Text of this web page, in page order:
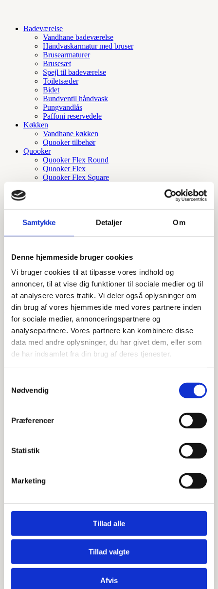
Samtykke Detaljer Om
Denne hjemmeside bruger cookies
Vi bruger cookies til at tilpasse vores indhold og
annoncer, til at vise dig funktioner til sociale medier og til
at analysere vores trafik. Vi deler også oplysninger om
din brug af vores hjemmeside med vores partnere inden
for sociale medier, annonceringspartnere og
analysepartnere. Vores partnere kan kombinere disse
data med andre oplysninger, du har givet dem, eller som
de har indsamlet fra din brug af deres tjenester.
Nødvendig
Præferencer
Statistik
Marketing
Tillad alle
Tillad valgte
Afvis
Badeværelse
Vandhane badeværelse
Håndvaskarmatur med bruser
Brusearmaturer
Brusesæt
Spejl til badeværelse
Toiletsæder
Bidet
Bundventil håndvask
Pungvandlås
Paffoni reservedele
Køkken
Vandhane køkken
Quooker tilbehør
Quooker
Quooker Flex Round
Quooker Flex
Quooker Flex Square
Quooker Square
Quooker Round
Quooker nordic round
Quooker nordic round twintaps
Forside/ Vare Størrelser / Ø50 vandret udløb 800mm kobber rib
Ø50 vandret udløb 800mm
kobber rib
ramme og afløbsskål(flere varianter)
Ø50 vandret udløb 800mm kobber rib
Ø50 vandret udløb 800mm sort rib
Ø50 vandret udløb 800mm sort steel
Ø75 lodret udløb 800mm kobber rib